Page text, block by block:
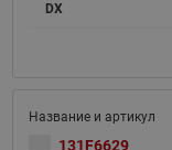
DX
131F6629